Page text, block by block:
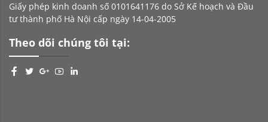
Giấy phép kinh doanh số 0101641176 do Sở Kế hoạch và Đầu
tư thành phố Hà Nội cấp ngày 14-04-2005
Theo dõi chúng tôi tại: